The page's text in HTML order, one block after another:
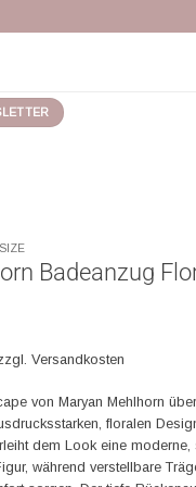
Badeanzug
Versandkosten
von Maryan Mehlhorn
floralen
dem Look eine
während verstellbare